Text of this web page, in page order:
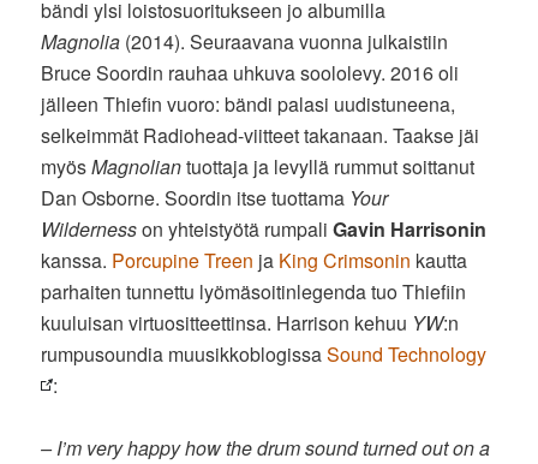
bändi ylsi loistosuoritukseen jo albumilla
Magnolia (2014). Seuraavana vuonna julkaistiin
Bruce Soordin rauhaa uhkuva soololevy. 2016 oli
jälleen Thiefin vuoro: bändi palasi uudistuneena,
selkeimmät Radiohead-viitteet takanaan. Taakse jäi
myösMagnoliantuottaja ja levyllä rummut soittanut
Dan Osborne. Soordin itse tuottama Your
Wildernesson yhteistyötä rumpaliGavin Harrisonin
kanssa. Porcupine Treen ja King Crimsonin kautta
parhaiten tunnettu lyömäsoitinlegenda tuo Thiefiin
kuuluisan virtuositteettinsa. Harrison kehuu YW:n
rumpusoundia muusikkoblogissaSound Technology
:
– I’m very happy how the drum sound turned out on a